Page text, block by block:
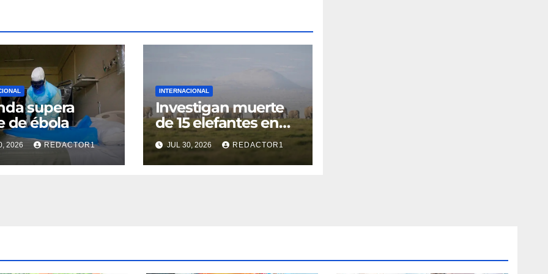
supera
de ébola
2026 REDACTOR1
INTERNACIONAL
Investigan muerte
de 15 elefantes en
Kenia
JUL 30, 2026 REDACTOR1